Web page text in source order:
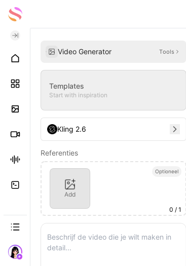
Video Generator Tools
Templates
Start with inspiration
Kling 2.6
Referenties
Optioneel
Add
0 / 1